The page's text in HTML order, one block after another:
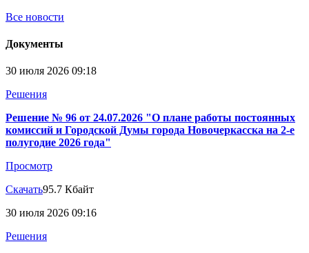
Все новости
Документы
30 июля 2026 09:18
Решения
Решение № 96 от 24.07.2026 "О плане работы постоянных
комиссий и Городской Думы города Новочеркасска на 2-е
полугодие 2026 года"
Просмотр
Скачать95.7 Кбайт
30 июля 2026 09:16
Решения